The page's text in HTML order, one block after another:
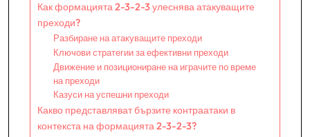
Как формацията 2-3-2-3 улеснява атакуващите
преходи?
Разбиране на атакуващите преходи
Ключови стратегии за ефективни преходи
Движение и позициониране на играчите по време
на преходи
Казуси на успешни преходи
Какво представляват бързите контраатаки в
контекста на формацията 2-3-2-3?